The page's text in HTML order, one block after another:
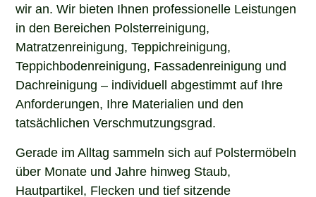
wir an. Wir bieten Ihnen professionelle Leistungen
in den Bereichen Polsterreinigung,
Matratzenreinigung, Teppichreinigung,
Teppichbodenreinigung, Fassadenreinigung und
Dachreinigung – individuell abgestimmt auf Ihre
Anforderungen, Ihre Materialien und den
tatsächlichen Verschmutzungsgrad.
Gerade im Alltag sammeln sich auf Polstermöbeln
über Monate und Jahre hinweg Staub,
Hautpartikel, Flecken und tief sitzende